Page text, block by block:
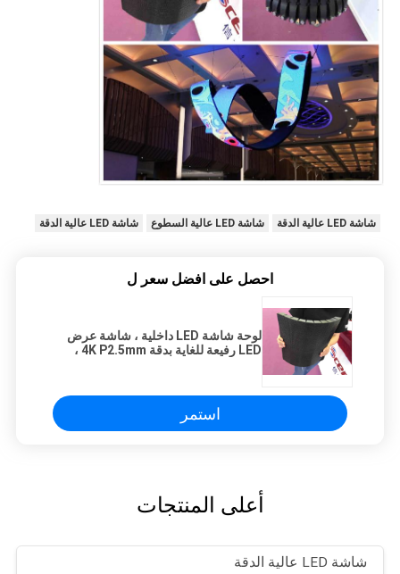
شاشة LED عالية الدقة شاشة LED عالية السطوع شاشة LED عالية الدقة
احصل على افضل سعر ل
لوحة شاشة LED داخلية ، شاشة عرض
LED رفيعة للغاية بدقة 4K P2.5mm ،
استمر
أعلى المنتجات
شاشة LED عالية الدقة